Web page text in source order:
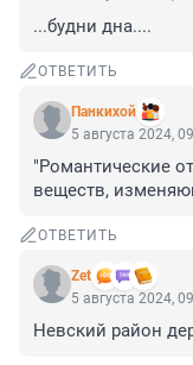
...будни дна....
ОТВЕТИТЬ
Панкихой
5 августа 2024,
"Романтические
веществ,
ОТВЕТИТЬ
Zet
5 августа 2024,
Невский район